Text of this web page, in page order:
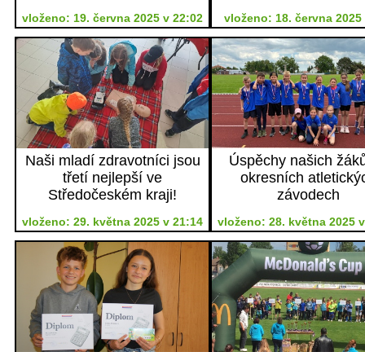
vloženo: 19. června 2025 v 22:02 vloženo: 18. června 2025
Naši mladí zdravotníci jsou
třetí nejlepší ve
Středočeském kraji!
vloženo: 29. května 2025 v 21:14
Úspěchy našich
okresních
závodech
vloženo: 28. května 2025